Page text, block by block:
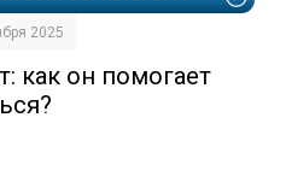
2025
как он помогает